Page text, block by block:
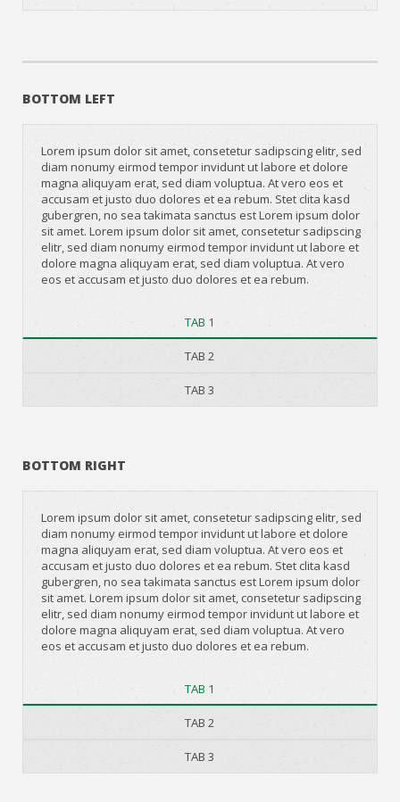
BOTTOM LEFT
Lorem ipsum dolor sit amet, consetetur sadipscing elitr, sed
diam nonumy eirmod tempor invidunt ut labore et dolore
magna aliquyam erat, sed diam voluptua. At vero eos et
accusam et justo duo dolores et ea rebum. Stet clita kasd
gubergren, no sea takimata sanctus est Lorem ipsum dolor
sit amet. Lorem ipsum dolor sit amet, consetetur sadipscing
elitr, sed diam nonumy eirmod tempor invidunt ut labore et
dolore magna aliquyam erat, sed diam voluptua. At vero
eos et accusam et justo duo dolores et ea rebum.
TAB 1
TAB 2
TAB 3
BOTTOM RIGHT
Lorem ipsum dolor sit amet, consetetur sadipscing elitr, sed
diam nonumy eirmod tempor invidunt ut labore et dolore
magna aliquyam erat, sed diam voluptua. At vero eos et
accusam et justo duo dolores et ea rebum. Stet clita kasd
gubergren, no sea takimata sanctus est Lorem ipsum dolor
sit amet. Lorem ipsum dolor sit amet, consetetur sadipscing
elitr, sed diam nonumy eirmod tempor invidunt ut labore et
dolore magna aliquyam erat, sed diam voluptua. At vero
eos et accusam et justo duo dolores et ea rebum.
TAB 1
TAB 2
TAB 3